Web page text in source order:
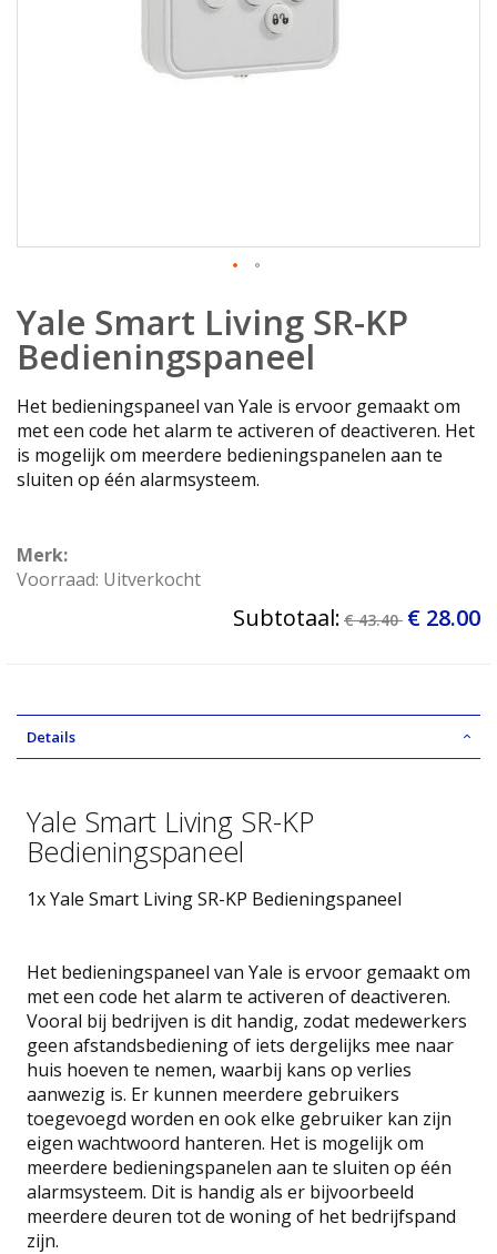
naar
het
begin
de
afbeeldingen-
gallerij
Yale Smart Living SR-KP
Bedieningspaneel
Het bedieningspaneel van Yale is ervoor gemaakt om
met een code het alarm te activeren of deactiveren. Het
is mogelijk om meerdere bedieningspanelen aan te
sluiten op één alarmsysteem.
Merk:
Voorraad: Uitverkocht
Subtotaal: € 43.40 € 28.00
Details
Yale Smart Living SR-KP
Bedieningspaneel
1x Yale Smart Living SR-KP Bedieningspaneel
Het bedieningspaneel van Yale is ervoor gemaakt om
met een code het alarm te activeren of deactiveren.
Vooral bij bedrijven is dit handig, zodat medewerkers
geen afstandsbediening of iets dergelijks mee naar
huis hoeven te nemen, waarbij kans op verlies
aanwezig is. Er kunnen meerdere gebruikers
toegevoegd worden en ook elke gebruiker kan zijn
eigen wachtwoord hanteren. Het is mogelijk om
meerdere bedieningspanelen aan te sluiten op één
alarmsysteem. Dit is handig als er bijvoorbeeld
meerdere deuren tot de woning of het bedrijfspand
zijn.